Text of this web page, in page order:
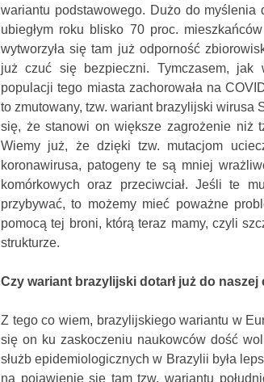
wariantu podstawowego. Dużo do
ubiegłym roku blisko 70 proc.
wytworzyła się tam już odporność
już czuć się bezpieczni. Tymczasem,
populacji tego miasta zachorowała na
to zmutowany, tzw. wariant brazylijski
się, że stanowi on większe zagrożenie niż
Wiemy już, że dzięki tzw. mutacjom
koronawirusa, patogeny te są mniej
komórkowych oraz przeciwciał. Jeśli te
przybywać, to możemy mieć poważne
pomocą tej broni, którą teraz mamy, czyli
strukturze.
Czy wariant brazylijski dotarł już do naszej
Z tego co wiem, brazylijskiego wariantu w
się on ku zaskoczeniu naukowców dość
służb epidemiologicznych w Brazylii była
na pojawienie się tam tzw. wariantu